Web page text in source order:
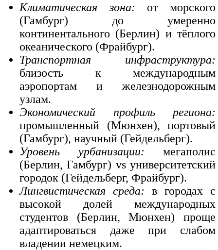
Климатическая зона: от морского
(Гамбург) до умеренно
континентального (Берлин) и тёплого
океанического (Фрайбург).
Транспортная инфраструктура:
близость к международным
аэропортам и железнодорожным
узлам.
Экономический профиль региона:
промышленный (Мюнхен), портовый
(Гамбург), научный (Гейдельберг).
Уровень урбанизации: мегаполис
(Берлин, Гамбург) vs университетский
городок (Гейдельберг, Фрайбург).
Лингвистическая среда: в городах с
высокой долей международных
студентов (Берлин, Мюнхен) проще
адаптироваться даже при слабом
владении немецким.